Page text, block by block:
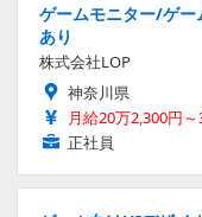
ゲームモニター/ゲ
あり
株式会社LOP
神奈川県
月給20万2,300円
正社員